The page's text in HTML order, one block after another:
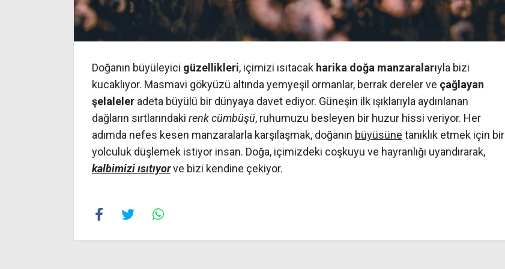
Doğanın büyüleyici güzellikleri, içimizi ısıtacak harika doğa manzaralarıyla bizi
kucaklıyor. Masmavi gökyüzü altında yemyeşil ormanlar, berrak dereler ve çağlayan
şelaleler adeta büyülü bir dünyaya davet ediyor. Güneşin ilk ışıklarıyla aydınlanan
dağların sırtlarındaki renk cümbüşü, ruhumuzu besleyen bir huzur hissi veriyor. Her
adımda nefes kesen manzaralarla karşılaşmak, doğanın büyüsüne tanıklık etmek için bir
yolculuk düşlemek istiyor insan. Doğa, içimizdeki coşkuyu ve hayranlığı uyandırarak,
kalbimizi ısıtıyorve bizi kendine çekiyor.